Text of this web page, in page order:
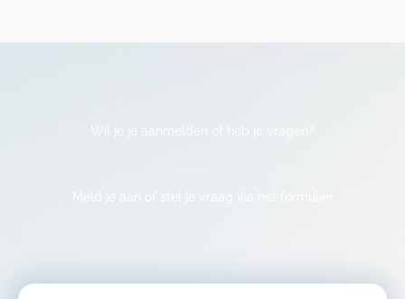
Meld je aan of stel je vraag via het formulier